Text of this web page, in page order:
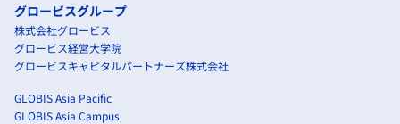
グロービスグループ
株式会社グロービス
グロービス経営大学院
グロービスキャピタルパートナーズ株式会社
GLOBIS Asia Pacific
GLOBIS Asia Campus